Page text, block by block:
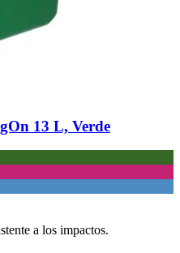
13 L, Verde
a los impactos.